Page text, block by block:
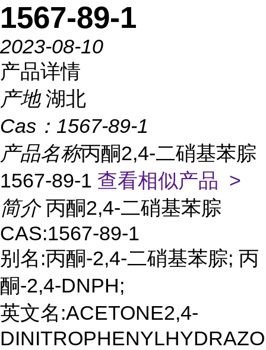
1567-89-1
2023-08-10
产品详情
产地 湖北
Cas： 1567-89-1
产品名称丙酮2,4-二硝基苯腙
1567-89-1 查看相似产品 >
简介 丙酮2,4-二硝基苯腙
CAS:1567-89-1
别名:丙酮-2,4-二硝基苯腙; 丙
酮-2,4-DNPH;
英文名:ACETONE2,4-